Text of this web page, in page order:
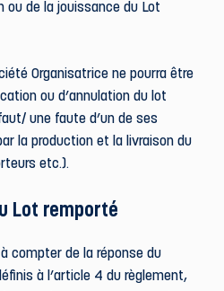
ou de la jouissance du Lot
Organisatrice ne pourra être
ou d’annulation du lot
une faute d’un de ses
la production et la livraison du
etc.).
Lot remporté
compter de la réponse du
à l’article 4 du règlement,